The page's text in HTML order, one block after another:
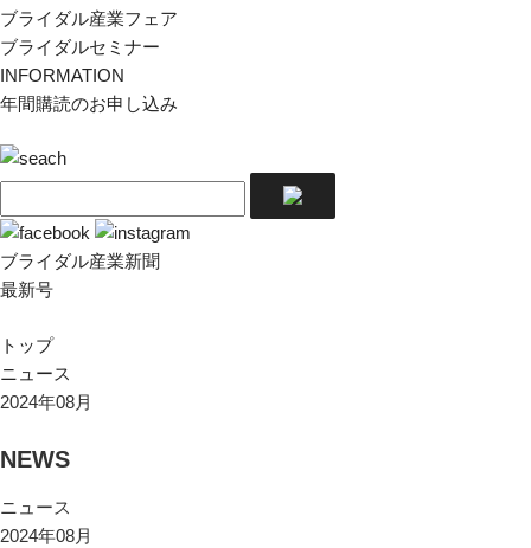
ブライダル産業フェア
ブライダルセミナー
INFORMATION
年間購読のお申し込み
ブライダル産業新聞
最新号
トップ
ニュース
2024年08月
NEWS
ニュース
2024年08月